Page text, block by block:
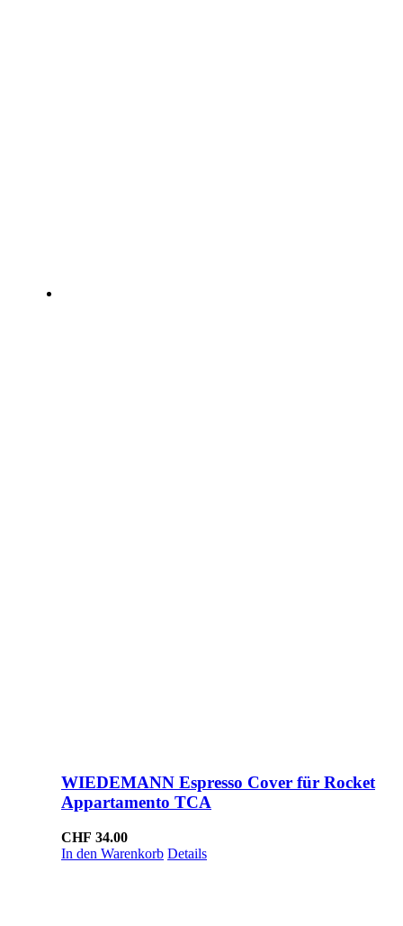
WIEDEMANN Espresso Cover für Rocket
Appartamento TCA
CHF 34.00
In den Warenkorb Details